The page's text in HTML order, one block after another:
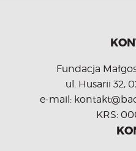
Fundacja
ul. Husarii 32,
e-mail:
KRS: